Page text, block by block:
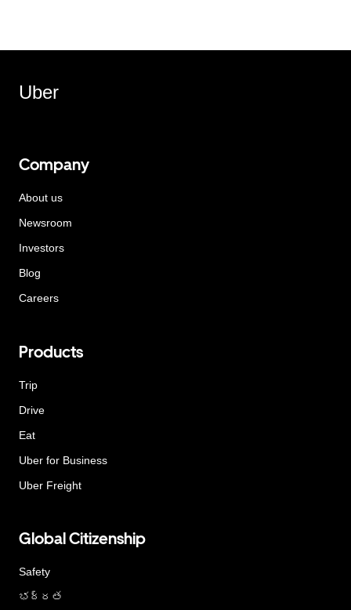
Uber
Company
About us
Newsroom
Investors
Blog
Careers
Products
Trip
Drive
Eat
Uber for Business
Uber Freight
Global Citizenship
Safety
భద్రత